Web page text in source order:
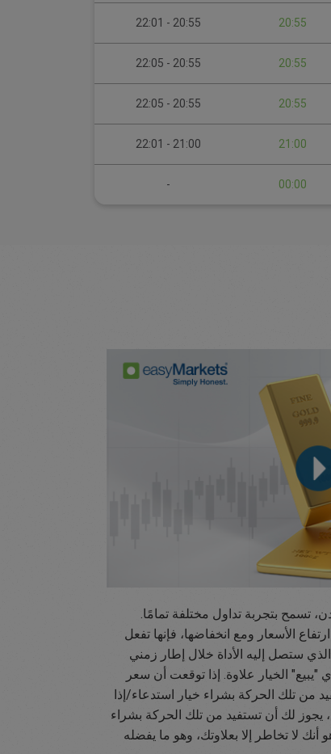
20:55
20:55 - 22:01
20:55
20:55 - 22:05
20:55
20:55 - 22:05
21:00
21:00 - 22:01
00:00
-
تسمح بتجربة تداول مختلفة تمامًا.
الأسعار ومع انخفاضها، فإنها تفعل
ستصل إليه الأداة خلال إطار زمني
الخيار علاوة. إذا توقعت أن سعر
من تلك الحركة بشراء خيار استدعاء/إذا
لك أن تستفيد من تلك الحركة بشراء
لا تخاطر إلا بعلاوتك، وهو ما يفضله